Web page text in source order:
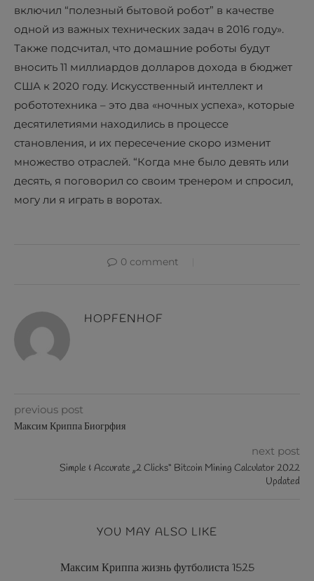
включил “полезный бытовой робот” в качестве
одной из важных технических задач в 2016 году».
Также подсчитал, что домашние роботы будут
вносить 11 миллиардов долларов дохода в бюджет
США к 2020 году. Искусственный интеллект и
робототехника – это два «ночных успеха», которые
десятилетиями находились в процессе
становления, и их пересечение скоро изменит
множество отраслей. “Когда мне было девять или
десять, я поговорил со своим тренером и спросил,
могу ли я играть в воротах.
0 comment
HOPFENHOF
previous post
Максим Криппа Биогрфия
next post
Simple & Accurate „2 Clicks“ Bitcoin Mining Calculator 2022
Updated
YOU MAY ALSO LIKE
Максим Криппа жизнь футболиста 1525